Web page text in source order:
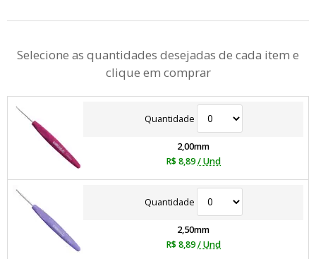
Selecione as quantidades desejadas de cada item e
clique em comprar
Quantidade
2,00mm
R$ 8,89/ Und
Quantidade
2,50mm
R$ 8,89/ Und